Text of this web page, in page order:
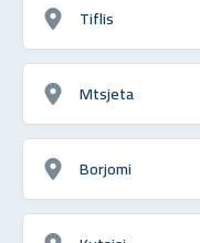
Tiflis
Mtsjeta
Borjomi